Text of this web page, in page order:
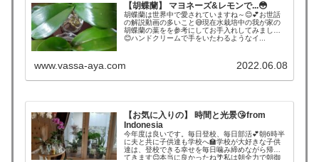
【胡蝶蘭】 マヨネーズ&レモンで...😳
胡蝶蘭は世界中で愛されていますね～😊💕お世話
の解説動画の多いこと😅現在水栽培中の我が家の
胡蝶蘭の葉をを参考にしてお手入れしてみました
😊ハンドクリームで手をいたわるようなイ...
www.vassa-aya.com 2022.06.08
【お気に入りの】 時間と光景😘from
Indonesia
今年度は良いです。毎日登校、毎日部活💕朝6時半
に夫と共に子供達も学校へ🏫学校が大好きな子供
達は、登校できる幸せを毎日噛み締めながら帰っ
てきます😊本当に良かったね🌴私は朝全力で朝御